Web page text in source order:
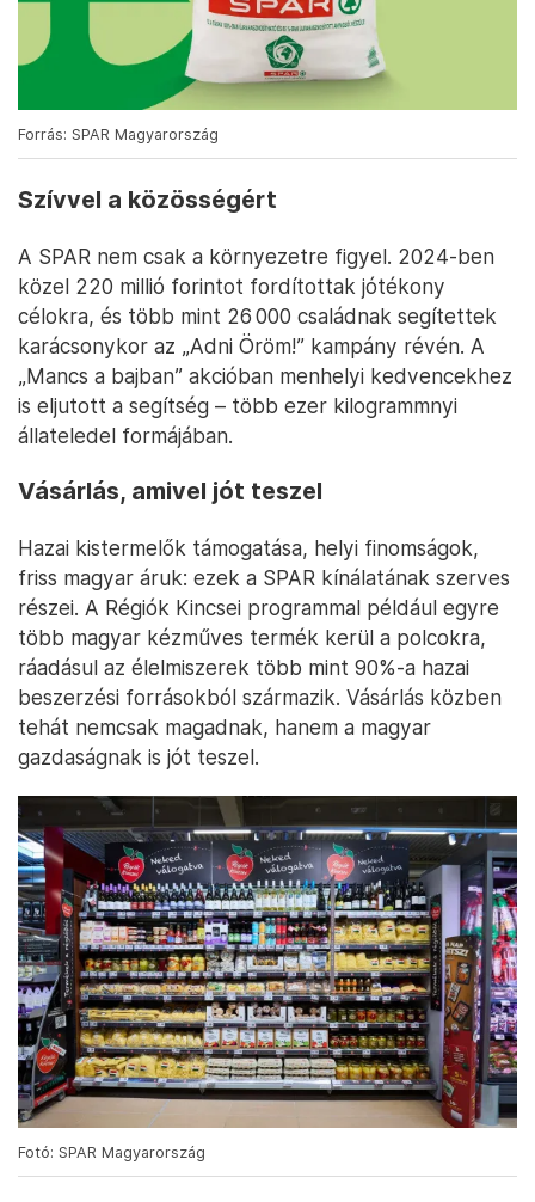
Forrás: SPAR Magyarország
Szívvel a közösségért
A SPAR nem csak a környezetre figyel. 2024-ben
közel 220 millió forintot fordítottak jótékony
célokra, és több mint 26 000 családnak segítettek
karácsonykor az „Adni Öröm!” kampány révén. A
„Mancs a bajban” akcióban menhelyi kedvencekhez
is eljutott a segítség – több ezer kilogrammnyi
állateledel formájában.
Vásárlás, amivel jót teszel
Hazai kistermelők támogatása, helyi finomságok,
friss magyar áruk: ezek a SPAR kínálatának szerves
részei. A Régiók Kincsei programmal például egyre
több magyar kézműves termék kerül a polcokra,
ráadásul az élelmiszerek több mint 90%-a hazai
beszerzési forrásokból származik. Vásárlás közben
tehát nemcsak magadnak, hanem a magyar
gazdaságnak is jót teszel.
Fotó: SPAR Magyarország